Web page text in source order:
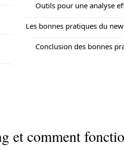
Outils pour une analyse
Les bonnes pratiques du
Conclusion des bonnes
et comment